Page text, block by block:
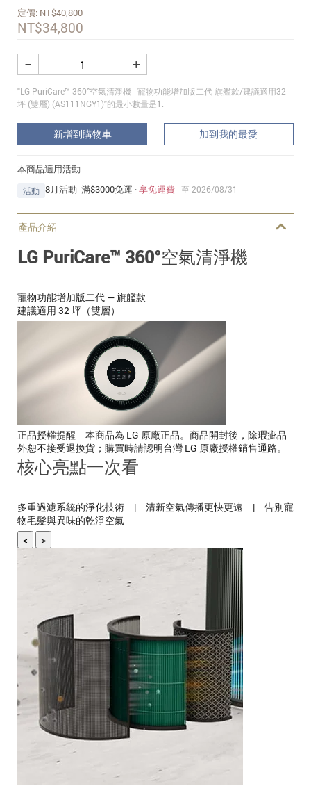
定價:NT$40,800
NT$34,800
+
−
"LG PuriCare™ 360°空氣清淨機 - 寵物功能增加版二代-旗艦款/建議適用32
坪 (雙層) (AS111NGY1)"的最小數量是1
新增到購物車 加到我的最愛
本商品適用活動
活動 8月活動_滿$3000免運 ·享免運費 至 2026/08/31
產品介紹
LG PuriCare™ 360°空氣清淨機
寵物功能增加版二代 — 旗艦款
建議適用 32 坪（雙層）
正品授權提醒 本商品為 LG 原廠正品。商品開封後，除瑕疵品
外恕不接受退換貨；購買時請認明台灣 LG 原廠授權銷售通路。
核心亮點一次看
多重過濾系統的淨化技術 | 清新空氣傳播更快更遠 | 告別寵
物毛髮與異味的乾淨空氣
<
>